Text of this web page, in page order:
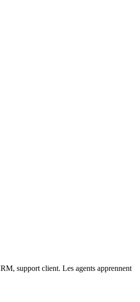
support client. Les agents apprennent